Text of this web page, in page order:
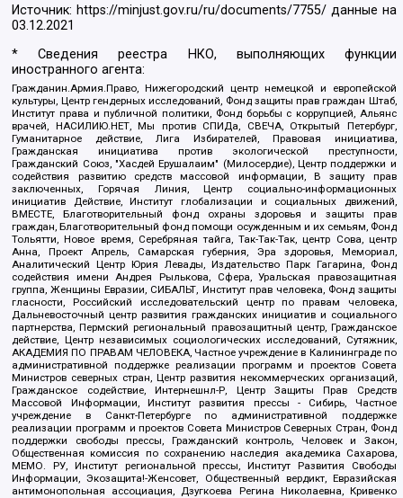
Источник: https://minjust.gov.ru/ru/documents/7755/ данные на
03.12.2021
* Сведения реестра НКО, выполняющих функции
иностранного агента:
Гражданин.Армия.Право, Нижегородский центр немецкой и европейской
культуры, Центр гендерных исследований, Фонд защиты прав граждан Штаб,
Институт права и публичной политики, Фонд борьбы с коррупцией, Альянс
врачей, НАСИЛИЮ.НЕТ, Мы против СПИДа, СВЕЧА, Открытый Петербург,
Гуманитарное действие, Лига Избирателей, Правовая инициатива,
Гражданская инициатива против экологической преступности,
Гражданский Союз, "Хасдей Ерушалаим" (Милосердие), Центр поддержки и
содействия развитию средств массовой информации, В защиту прав
заключенных, Горячая Линия, Центр социально-информационных
инициатив Действие, Институт глобализации и социальных движений,
ВМЕСТЕ, Благотворительный фонд охраны здоровья и защиты прав
граждан, Благотворительный фонд помощи осужденным и их семьям, Фонд
Тольятти, Новое время, Серебряная тайга, Так-Так-Так, центр Сова, центр
Анна, Проект Апрель, Самарская губерния, Эра здоровья, Мемориал,
Аналитический Центр Юрия Левады, Издательство Парк Гагарина, Фонд
содействия имени Андрея Рылькова, Сфера, Уральская правозащитная
группа, Женщины Евразии, СИБАЛЬТ, Институт прав человека, Фонд защиты
гласности, Российский исследовательский центр по правам человека,
Дальневосточный центр развития гражданских инициатив и социального
партнерства, Пермский региональный правозащитный центр, Гражданское
действие, Центр независимых социологических исследований, Сутяжник,
АКАДЕМИЯ ПО ПРАВАМ ЧЕЛОВЕКА, Частное учреждение в Калининграде по
административной поддержке реализации программ и проектов Совета
Министров северных стран, Центр развития некоммерческих организаций,
Гражданское содействие, Интернешнл-Р, Центр Защиты Прав Средств
Массовой Информации, Институт развития прессы - Сибирь, Частное
учреждение в Санкт-Петербурге по административной поддержке
реализации программ и проектов Совета Министров Северных Стран, Фонд
поддержки свободы прессы, Гражданский контроль, Человек и Закон,
Общественная комиссия по сохранению наследия академика Сахарова,
МЕМО. РУ, Институт региональной прессы, Институт Развития Свободы
Информации, Экозащита!-Женсовет, Общественный вердикт, Евразийская
антимонопольная ассоциация, Дзугкоева Регина Николаевна, Кривенко